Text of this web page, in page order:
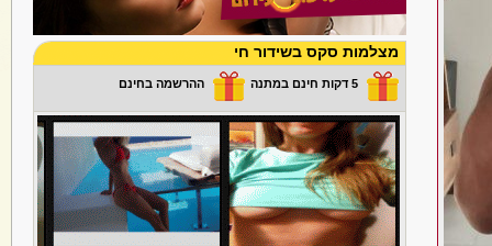
מצלמות סקס בשידור חי
5 דקות חינם במתנה ההרשמה בחינם